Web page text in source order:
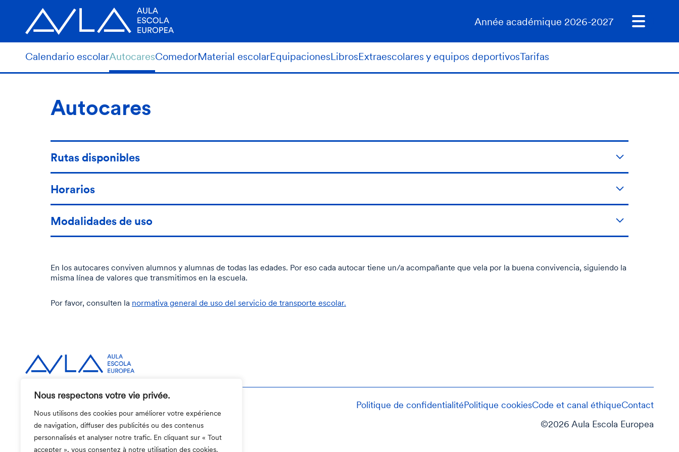
Nous respectons votre vie privée.
Nous utilisons des cookies pour améliorer votre expérience
de navigation, diffuser des publicités ou des contenus
personnalisés et analyser notre trafic. En cliquant sur « Tout
accepter », vous consentez à notre utilisation des cookies.
Année académique 2026-2027
Calendario escolarAutocaresComedorMaterial escolarEquipacionesLibrosExtraescolares y equipos deportivosTarifas
Autocares
Rutas disponibles
Horarios
Modalidades de uso
En los autocares conviven alumnos y alumnas de todas las edades. Por eso cada autocar tiene un/a acompañante que vela por la buena convivencia, siguiendo la
misma línea de valores que transmitimos en la escuela.
Por favor, consulten la normativa general de uso del servicio de transporte escolar.
T. 93 203 03 54
Politique de confidentialitéPolitique cookiesCode et canal éthiqueContact
©2026 Aula Escola Europea